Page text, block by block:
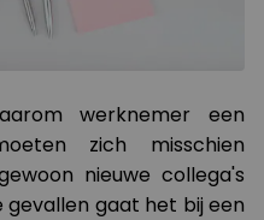
werknemer een
zich misschien
nieuwe collega's
gevallen gaat het bij een